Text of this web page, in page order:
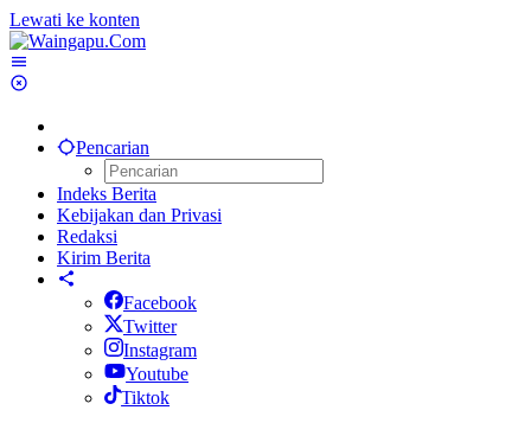
Lewati ke konten
Pencarian
Indeks Berita
Kebijakan dan Privasi
Redaksi
Kirim Berita
Facebook
Twitter
Instagram
Youtube
Tiktok